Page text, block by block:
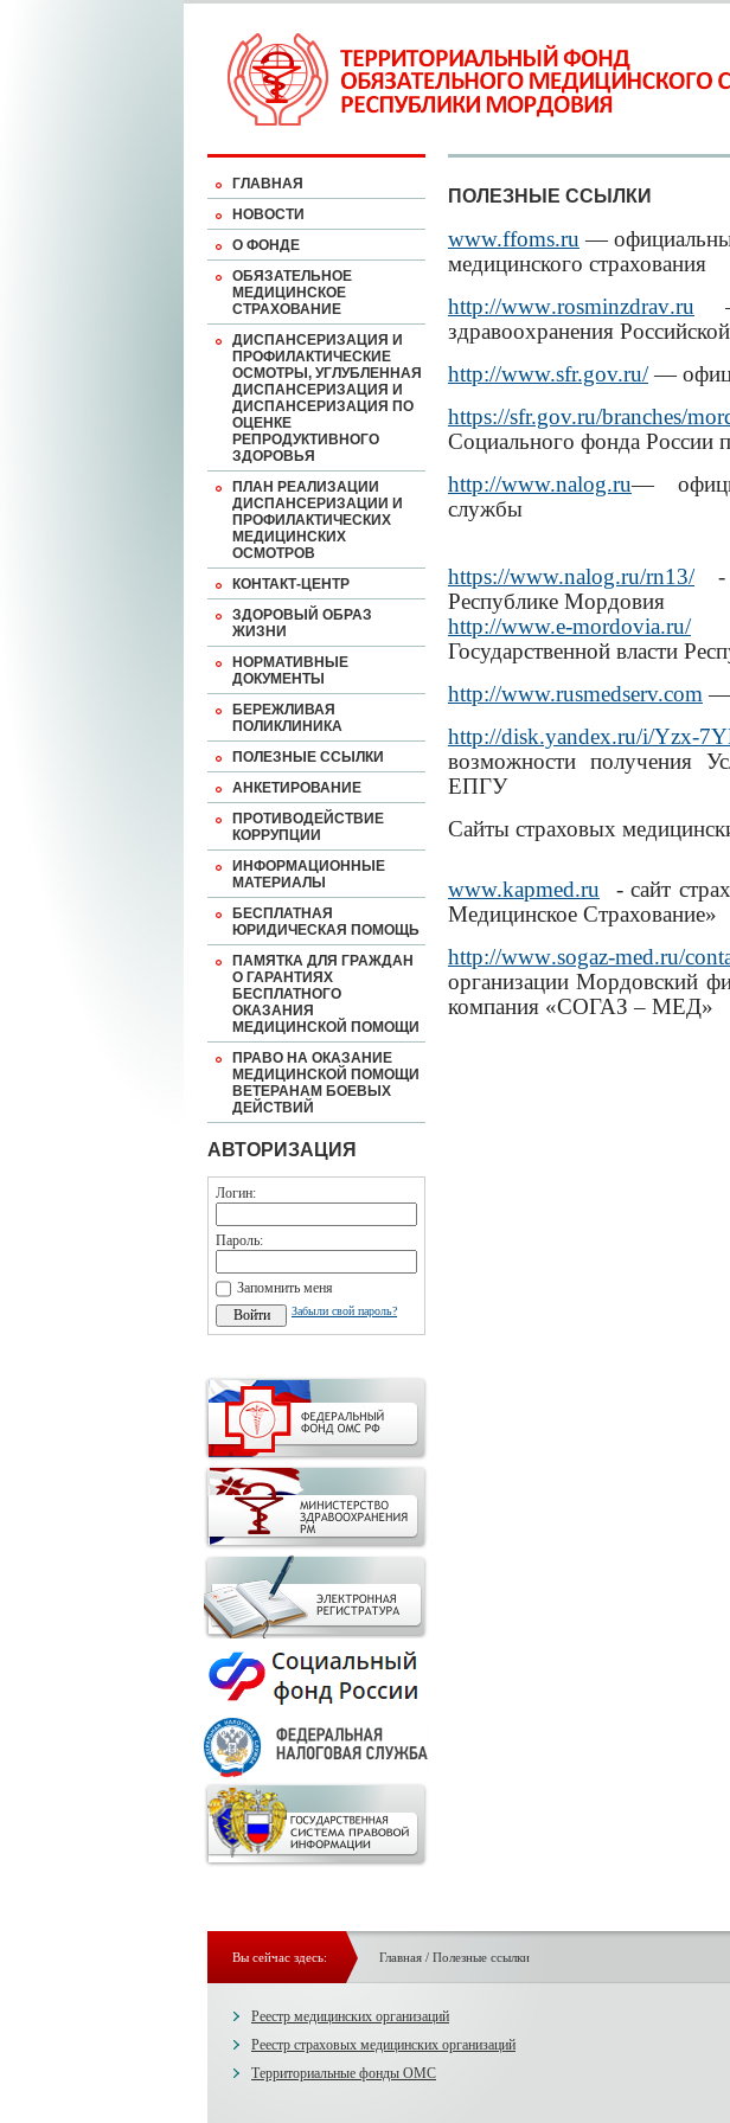
ГЛАВНАЯ
НОВОСТИ
О ФОНДЕ
ОБЯЗАТЕЛЬНОЕ
МЕДИЦИНСКОЕ
СТРАХОВАНИЕ
ДИСПАНСЕРИЗАЦИЯ И
ПРОФИЛАКТИЧЕСКИЕ
ОСМОТРЫ, УГЛУБЛЕННАЯ
ДИСПАНСЕРИЗАЦИЯ И
ДИСПАНСЕРИЗАЦИЯ ПО
ОЦЕНКЕ
РЕПРОДУКТИВНОГО
ЗДОРОВЬЯ
ПЛАН РЕАЛИЗАЦИИ
ДИСПАНСЕРИЗАЦИИ И
ПРОФИЛАКТИЧЕСКИХ
МЕДИЦИНСКИХ
ОСМОТРОВ
КОНТАКТ-ЦЕНТР
ЗДОРОВЫЙ ОБРАЗ
ЖИЗНИ
НОРМАТИВНЫЕ
ДОКУМЕНТЫ
БЕРЕЖЛИВАЯ
ПОЛИКЛИНИКА
ПОЛЕЗНЫЕ ССЫЛКИ
АНКЕТИРОВАНИЕ
ПРОТИВОДЕЙСТВИЕ
КОРРУПЦИИ
ИНФОРМАЦИОННЫЕ
МАТЕРИАЛЫ
БЕСПЛАТНАЯ
ЮРИДИЧЕСКАЯ ПОМОЩЬ
ПАМЯТКА ДЛЯ ГРАЖДАН
О ГАРАНТИЯХ
БЕСПЛАТНОГО
ОКАЗАНИЯ
МЕДИЦИНСКОЙ ПОМОЩИ
ПРАВО НА ОКАЗАНИЕ
МЕДИЦИНСКОЙ ПОМОЩИ
ВЕТЕРАНАМ БОЕВЫХ
ДЕЙСТВИЙ
АВТОРИЗАЦИЯ
Логин:
Пароль:
Запомнить меня
Забыли свой пароль?
ПОЛЕЗНЫЕ ССЫЛКИ
www.ffoms.ru —
медицинского страхования
http://www.rosminzdrav.ru —
здравоохранения
http://www.sfr.gov.ru/—
https://sfr.gov.ru/branches/
Социального фонда России
http://www.nalog.ru—
службы
https://www.nalog.ru/rn13/-
Республике Мордовия
http://www.e-mordovia.ru/—
Государственной власти
http://www.rusmedserv.com —
http://disk.yandex.ru/i/Yzx-
возможности получения
ЕПГУ
Сайты страховых
www.kapmed.ru - сайт
Медицинское Страхование»
http://www.sogaz-med.ru/
организации Мордовский
компания «СОГАЗ – МЕД»
Вы сейчас здесь: Главная/ Полезные ссылки
Реестр медицинских организаций
Реестр страховых медицинских организаций
Территориальные фонды ОМС